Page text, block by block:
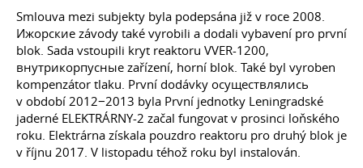
Smlouva mezi subjekty byla podepsána již v roce 2008.
Ижорские závody také vyrobili a dodali vybavení pro první
blok. Sada vstoupili kryt reaktoru VVER-1200,
внутрикорпусные zařízení, horní blok. Také byl vyroben
kompenzátor tlaku. První dodávky осуществлялись
v období 2012−2013 byla První jednotky Leningradské
jaderné ELEKTRÁRNY-2 začal fungovat v prosinci loňského
roku. Elektrárna získala pouzdro reaktoru pro druhý blok je
v říjnu 2017. V listopadu téhož roku byl instalován.